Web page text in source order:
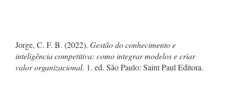
Jorge, C. F. B. (2022). Gestão do conhecimento e
inteligência competitiva: como integrar modelos e criar
valor organizacional. 1. ed. São Paulo: Saint Paul Editora.